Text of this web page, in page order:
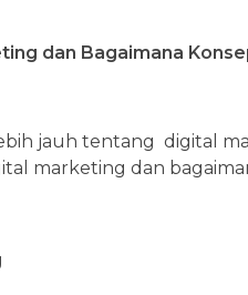
dan Bagaimana
jauh tentang digital
marketing dan